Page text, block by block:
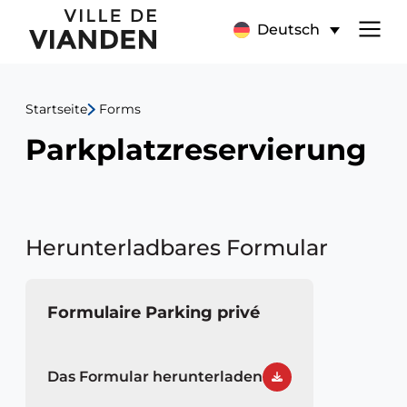
Deutsch
Hauptnavigationsmenü
Startseite Forms
Parkplatzreservierung
Herunterladbares Formular
Formulaire Parking privé
Das Formular herunterladen